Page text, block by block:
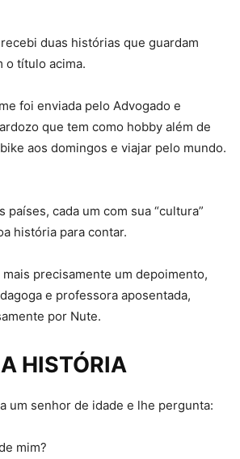
duas histórias que guardam
o título acima.
foi enviada pelo Advogado e
que tem como hobby além de
aos domingos e viajar pelo mundo.
países, cada um com sua “cultura”
história para contar.
precisamente um depoimento,
e professora aposentada,
por Nute.
HISTÓRIA
um senhor de idade e lhe pergunta:
mim?